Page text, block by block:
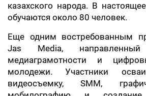
казахского народа. В
обучаются около 80 человек.
Еще одним востребованным
Jas Media,
медиаграмотности и
молодежи. Участники
видеосъемку, SMM,